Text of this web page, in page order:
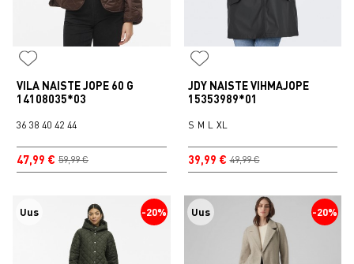
VILA NAISTE JOPE 60 G
14108035*03
47,99 € 59,99 €
36 38 40 42 44
JDY NAISTE VIHMAJOPE
15353989*01
39,99 € 49,99 €
S M L XL
-20%
Uus -20%
Uus